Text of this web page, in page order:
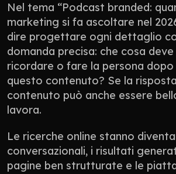
Nel tema “Podcast branded:
marketing si fa ascoltare nel
dire progettare ogni dettaglio
domanda precisa: che cosa
ricordare o fare la persona
questo contenuto? Se la
contenuto può anche essere
lavora.
Le ricerche online stanno
conversazionali, i risultati
pagine ben strutturate e le